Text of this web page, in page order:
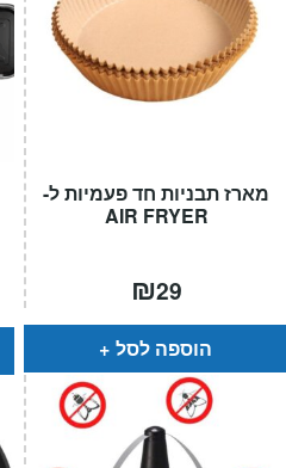
מארז תבניות חד פעמיות ל-
AIR FRYER
₪29
הוספה לסל